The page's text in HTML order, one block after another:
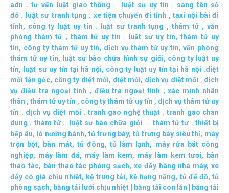
adn . tư vấn luật giao thông . luật sư uy tín . sang tên sổ
đỏ . luật sư tranh tụng . xe tiện chuyến đi tỉnh , taxi nội bài đi
tỉnh, công ty luật uy tín . luật sư tranh tụng , thám tử,văn
phòng thám tử, thám tử uy tín . luật sư uy tín,thám tử uy
tín, công ty thám tử uy tín, dịch vụ thám tử uy tín,văn phòng
thám tử uy tín, luật sư bào chữa hình sự giỏi, công ty luật uy
tín, luật sư uy tín tại hà nội, công ty luật uy tín tại hà nội .diệt
mối tận gốc, công ty diệt mối, diệt mối, dịch vụ diệt mối . dịch
vụ điều tra ngoại tình , điều tra ngoại tình ,xác minh nhân
thân , thám tử uy tín , công ty thám tử uy tín , dịch vụ thám tử uy
tín . dịch vụ diệt mối . tranh gao nghệ thuật . tranh gao chan
dung . thám tử. luật sư bào chữa giỏi . thám tử tư . thiết bị
bếp âu, lò nướng bánh,tủ trưng bày, tủ trưng bày siêu thị, máy
trộn bột, bàn mát, tủ đông,tủ làm lạnh, máy rửa bát công
nghiệp, máy làm đá, máy làm kem, máy làm kem tươi, bàn
thao tác, bàn thao tác phòng sạch, xe đẩy hàng nhà máy,xe
đẩy có giá chịu nhiệt, kệ trung tải, kệ hạng nặng, tủ để đồ,tủ
phòng sạch, băng tải lưới chịu nhiệt băng tải con lăn
băng tải